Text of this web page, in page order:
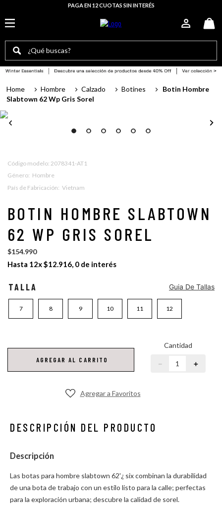
PAGA EN 12 CUOTAS SIN INTERÉS
¿Qué buscas?
Hombre Calzado Botines
Botin Hombre
Slabtown 62 Wp Gris Sorel
: 2078341-AT1
Género: Hombre
País de Fabricación: Vietnam
BOTIN HOMBRE SLABTOWN
62 WP GRIS SOREL
$154.990
Hasta 12x$12.916, 0 de interés
Guia De Tallas
TALLA
7 8 9 10 11 12
AGREGAR AL CARRITO
Cantidad
＋
－
DESCRIPCIÓN DEL PRODUCTO
Descripción
Las botas para hombre slabtown 62'¿ six combinan la durabilidad
de una bota de trabajo con un estilo listo para la calle; perfectas
para la exploración urbana; descubre la calidad de sorel.
TÉRMINOS MÁS BUSCADOS
botas mujer
zapatillas mujer
bototo
botas hombre
botin hombre
botas mujer sorel